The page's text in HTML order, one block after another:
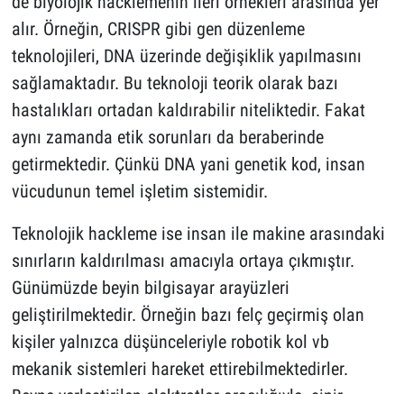
alır. Örneğin, CRISPR gibi gen düzenleme
teknolojileri, DNA üzerinde değişiklik yapılmasını
sağlamaktadır. Bu teknoloji teorik olarak bazı
hastalıkları ortadan kaldırabilir niteliktedir. Fakat
aynı zamanda etik sorunları da beraberinde
getirmektedir. Çünkü DNA yani genetik kod, insan
vücudunun temel işletim sistemidir.
Teknolojik hackleme ise insan ile makine arasındaki
sınırların kaldırılması amacıyla ortaya çıkmıştır.
Günümüzde beyin bilgisayar arayüzleri
geliştirilmektedir. Örneğin bazı felç geçirmiş olan
kişiler yalnızca düşünceleriyle robotik kol vb
mekanik sistemleri hareket ettirebilmektedirler.